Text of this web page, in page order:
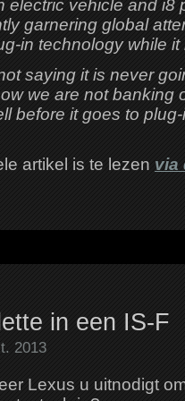
electric vehicle and i8
garnering global
in technology while it
saying it is never
we are not banking
before it goes to
artikel is te lezen via
in een IS-F
2013
Lexus u uitnodigt